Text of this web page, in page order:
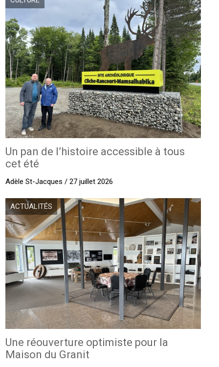
Un pan de l’histoire accessible à tous
cet été
Adèle St-Jacques / 27 juillet 2026
ACTUALITÉS
Une réouverture optimiste pour la
Maison du Granit